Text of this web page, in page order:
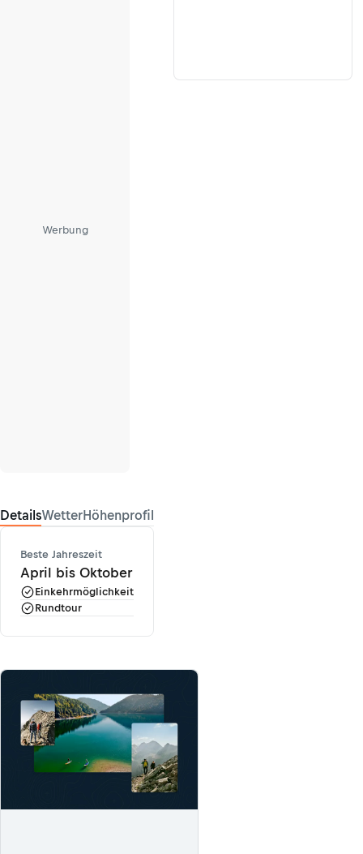
Werbung
DetailsWetterHöhenprofil
Beste Jahreszeit
April bis Oktober
Einkehrmöglichkeit
Rundtour